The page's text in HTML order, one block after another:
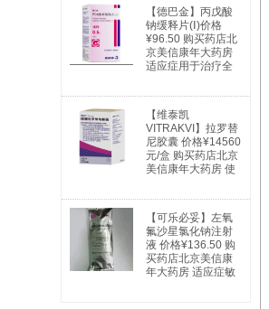
【德巴金】丙戊酸
钠缓释片(Ⅰ)价格
¥96.50 购买药店北
京美信康年大药房
适应症用于治疗全
以及特殊类型的综
合症。全身性癫痫
适用于：失神发
作、肌阵挛发作、
强直阵挛发作、失
张力发作及混合型
发作。部分性癫痫
发作；复杂部分性
发作；部分继发全
身性发作。躁狂
症：用于治疗与双
相情感障碍相关的
躁狂发作。
【维泰凯
VITRAKVI】拉罗替
尼胶囊 价格¥14560
元/盒 购买药店北京
美信康年大药房 使
药 实体瘤
【可乐必妥】左氧
氟沙星氯化钠注射
液 价格¥136.50 购
买药店北京美信康
年大药房 适应症敏